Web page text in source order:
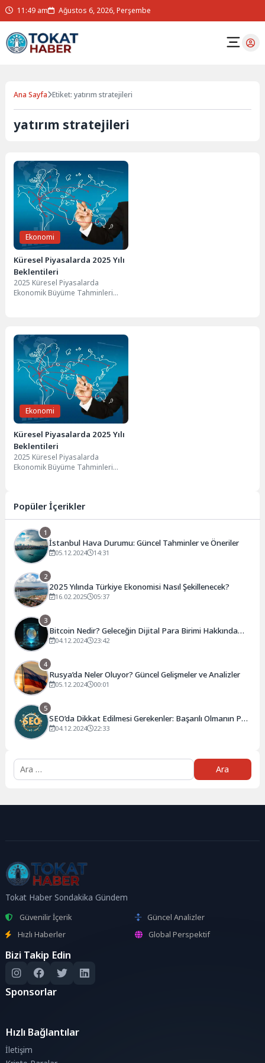
11:49 am Ağustos 6, 2026, Perşembe
Ana Sayfa Etiket: yatırım stratejileri
yatırım stratejileri
Ekonomi
Küresel Piyasalarda 2025 Yılı
Beklentileri
2025 Küresel Piyasalarda
Ekonomik Büyüme Tahminleri
Ekonomi
Küresel Piyasalarda 2025 Yılı
Beklentileri
2025 Küresel Piyasalarda
Ekonomik Büyüme Tahminleri
Popüler İçerikler
1
İstanbul Hava Durumu: Güncel Tahminler ve Öneriler
05.12.2024 14:31
2
2025 Yılında Türkiye Ekonomisi Nasıl Şekillenecek?
16.02.2025 05:37
3
Bitcoin Nedir? Geleceğin Dijital Para Birimi Hakkında
Bilmeniz Gerekenler
04.12.2024 23:42
4
Rusya’da Neler Oluyor? Güncel Gelişmeler ve Analizler
05.12.2024 00:01
5
SEO’da Dikkat Edilmesi Gerekenler: Başarılı Olmanın Püf
Noktaları
04.12.2024 22:33
Tokat Haber Sondakika Gündem
Güvenilir İçerik
Güncel Analizler
Hızlı Haberler
Global Perspektif
Bizi Takip Edin
Sponsorlar
Hızlı Bağlantılar
İletişim